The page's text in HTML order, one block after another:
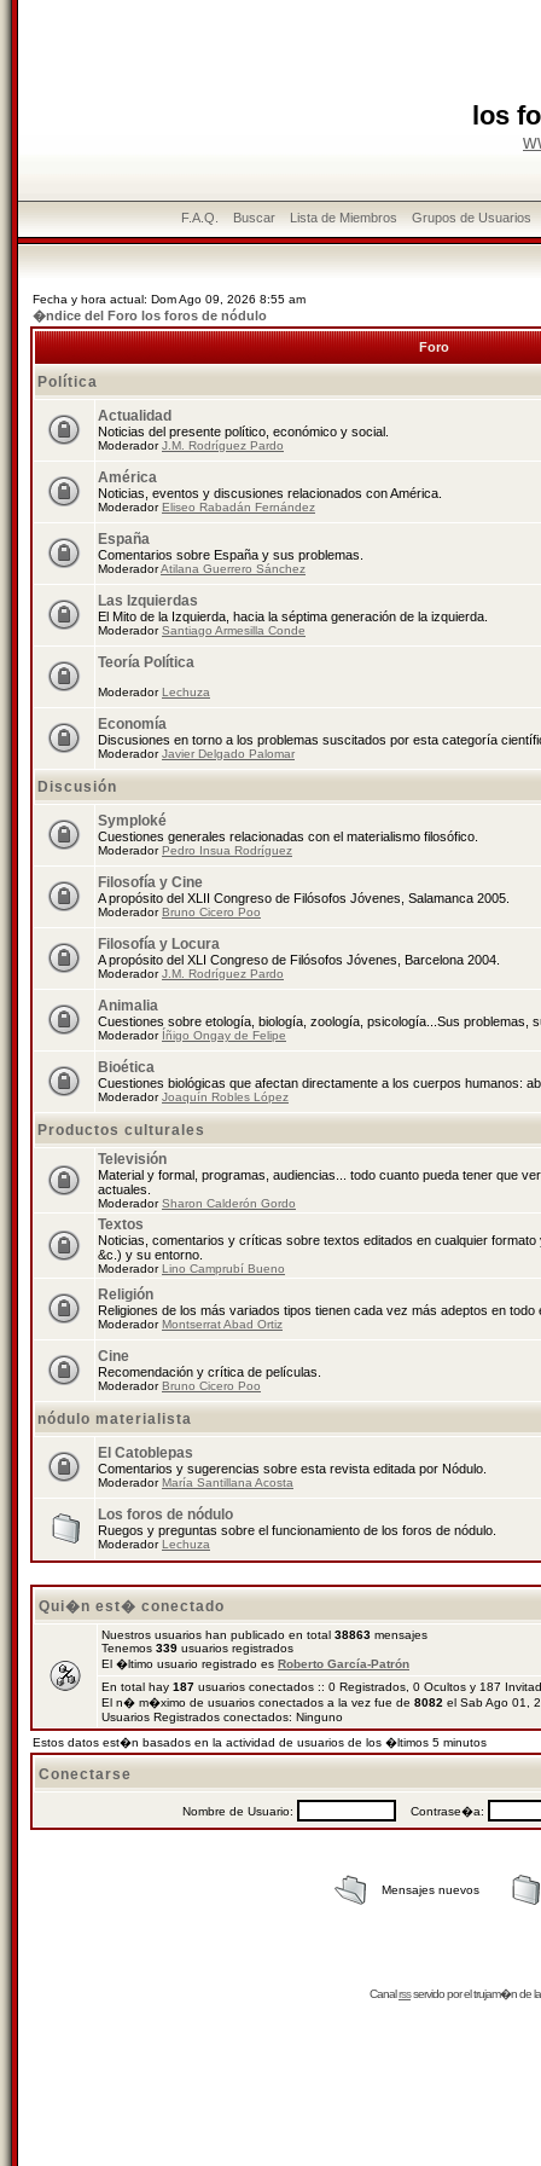
los
F.A.Q. Buscar Lista de Miembros Grupos de Usuarios
Fecha y hora actual: Dom Ago 09, 2026 8:55 am
�ndice del Foro los foros de nódulo
Foro
Política
Actualidad
Noticias del presente político, económico y social.
ModeradorJ.M. Rodríguez Pardo
América
Noticias, eventos y discusiones relacionados con América.
ModeradorEliseo Rabadán Fernández
España
Comentarios sobre España y sus problemas.
ModeradorAtilana Guerrero Sánchez
Las Izquierdas
El Mito de la Izquierda, hacia la séptima generación de la izquierda.
ModeradorSantiago Armesilla Conde
Teoría Política
ModeradorLechuza
Economía
Discusiones en torno a los problemas suscitados por esta categoría
ModeradorJavier Delgado Palomar
Discusión
Symploké
Cuestiones generales relacionadas con el materialismo filosófico.
ModeradorPedro Insua Rodríguez
Filosofía y Cine
A propósito del XLII Congreso de Filósofos Jóvenes, Salamanca 2005.
ModeradorBruno Cicero Poo
Filosofía y Locura
A propósito del XLI Congreso de Filósofos Jóvenes, Barcelona 2004.
ModeradorJ.M. Rodríguez Pardo
Animalia
Cuestiones sobre etología, biología, zoología, psicología...Sus problemas,
Moderador Íñigo Ongay de Felipe
Bioética
Cuestiones biológicas que afectan directamente a los cuerpos humanos:
ModeradorJoaquín Robles López
Productos culturales
Televisión
Material y formal, programas, audiencias... todo cuanto pueda tener que
actuales.
ModeradorSharon Calderón Gordo
Textos
Noticias, comentarios y críticas sobre textos editados en cualquier
&c.) y su entorno.
ModeradorLino Camprubí Bueno
Religión
Religiones de los más variados tipos tienen cada vez más adeptos en todo
ModeradorMontserrat Abad Ortiz
Cine
Recomendación y crítica de películas.
ModeradorBruno Cicero Poo
nódulo materialista
El Catoblepas
Comentarios y sugerencias sobre esta revista editada por Nódulo.
ModeradorMaría Santillana Acosta
Los foros de nódulo
Ruegos y preguntas sobre el funcionamiento de los foros de nódulo.
ModeradorLechuza
Qui�n est� conectado
Nuestros usuarios han publicado en total 38863 mensajes
Tenemos 339 usuarios registrados
El �ltimo usuario registrado es Roberto García-Patrón
En total hay 187 usuarios conectados :: 0 Registrados, 0 Ocultos y 187
El n� m�ximo de usuarios conectados a la vez fue de 8082 el Sab Ago 01,
Usuarios Registrados conectados: Ninguno
Estos datos est�n basados en la actividad de usuarios de los �ltimos 5 minutos
Conectarse
Nombre de Usuario: Contrase�a:
Mensajes nuevos
Canalrssservido por eltrujam�nde